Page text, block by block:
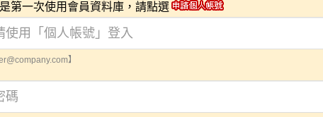
第一次使用會員資料庫，請點選
】